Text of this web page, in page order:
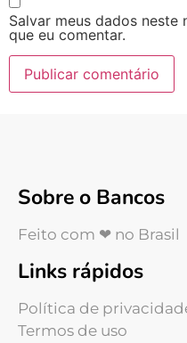
Salvar meus dados
que eu comentar.
Sobre o Bancos
Feito com ❤ no Brasil
Links rápidos
Política de
Termos de uso